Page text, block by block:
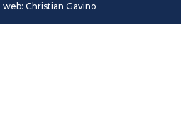
web: Christian Gavino